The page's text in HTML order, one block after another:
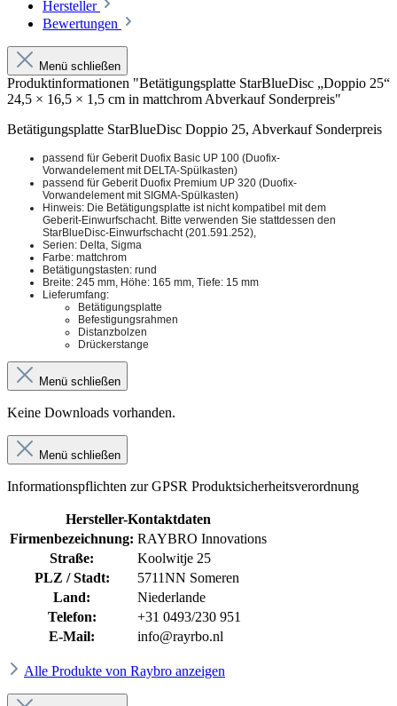
Hersteller
Bewertungen
Menü schließen
Produktinformationen "Betätigungsplatte StarBlueDisc „Doppio 25“
24,5 × 16,5 × 1,5 cm in mattchrom Abverkauf Sonderpreis"
Betätigungsplatte StarBlueDisc Doppio 25, Abverkauf Sonderpreis
passend für Geberit Duofix Basic UP 100 (Duofix-
Vorwandelement mit DELTA-Spülkasten)
passend für Geberit Duofix Premium UP 320 (Duofix-
Vorwandelement mit SIGMA-Spülkasten)
Hinweis: Die Betätigungsplatte ist nicht kompatibel mit dem
Geberit-Einwurfschacht. Bitte verwenden Sie stattdessen den
StarBlueDisc-Einwurfschacht (201.591.252),
Serien: Delta, Sigma
Farbe: mattchrom
Betätigungstasten: rund
Breite: 245 mm, Höhe: 165 mm, Tiefe: 15 mm
Lieferumfang:
Betätigungsplatte
Befestigungsrahmen
Distanzbolzen
Drückerstange
Menü schließen
Keine Downloads vorhanden.
Menü schließen
Informationspflichten zur GPSR Produktsicherheitsverordnung
Hersteller-Kontaktdaten
Firmenbezeichnung: RAYBRO Innovations
Straße:
Koolwitje 25
PLZ / Stadt:
5711NN Someren
Land:
Niederlande
Telefon:
+31 0493/230 951
E-Mail:
info@rayrbo.nl
Alle Produkte von Raybro anzeigen